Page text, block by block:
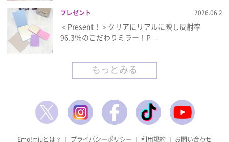
プレゼント 2026.06.2
＜Present！＞クリアにリアルに映し反射率
96.3％のこだわりミラー！P…
もっとみる
Emo!miuとは？ ｜ プライバシーポリシー ｜ 利用規約 ｜ お問い合わせ